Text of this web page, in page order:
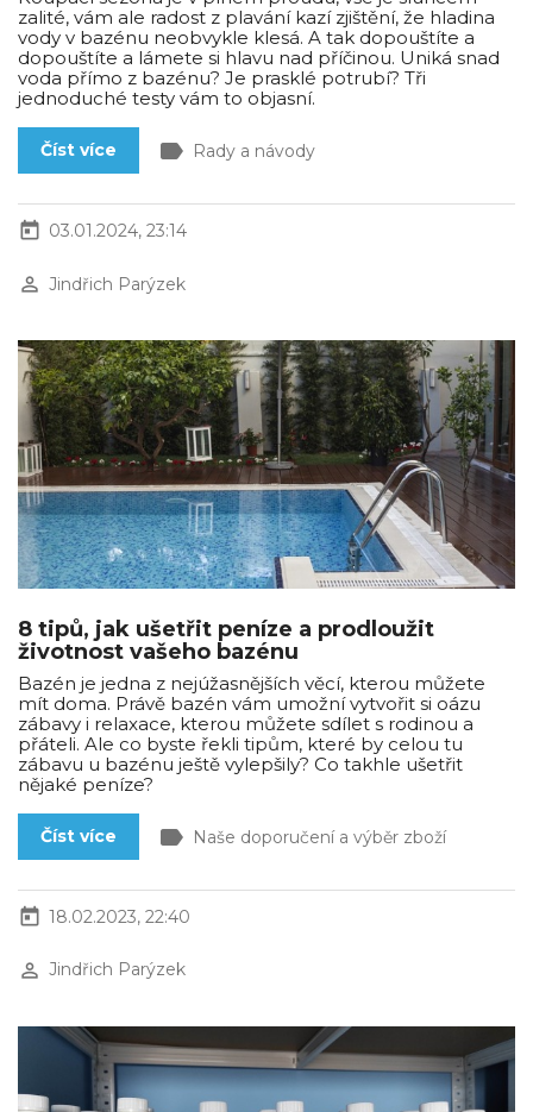
zalité, vám ale radost z plavání kazí zjištění, že hladina
vody v bazénu neobvykle klesá. A tak dopouštíte a
dopouštíte a lámete si hlavu nad příčinou. Uniká snad
voda přímo z bazénu? Je prasklé potrubí? Tři
jednoduché testy vám to objasní.
Číst více label Rady a návody
today 03.01.2024, 23:14
perm_identity Jindřich Parýzek
8 tipů, jak ušetřit peníze a prodloužit
životnost vašeho bazénu
Bazén je jedna z nejúžasnějších věcí, kterou můžete
mít doma. Právě bazén vám umožní vytvořit si oázu
zábavy i relaxace, kterou můžete sdílet s rodinou a
přáteli. Ale co byste řekli tipům, které by celou tu
zábavu u bazénu ještě vylepšily? Co takhle ušetřit
nějaké peníze?
Číst více label Naše doporučení a výběr zboží
today 18.02.2023, 22:40
perm_identity Jindřich Parýzek